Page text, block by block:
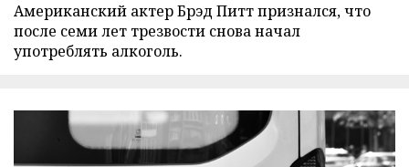
Американский актер Брэд Питт признался, что
после семи лет трезвости снова начал
употреблять алкоголь.